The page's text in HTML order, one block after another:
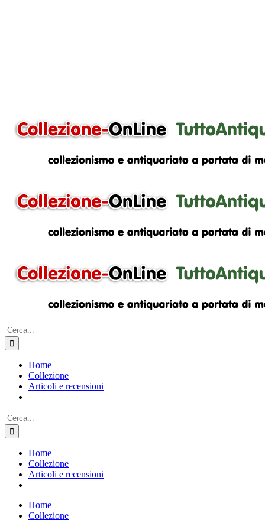
Cerca
per:
Home
Collezione
Articoli e recensioni
Cerca
per:
Home
Collezione
Articoli e recensioni
Home
Collezione